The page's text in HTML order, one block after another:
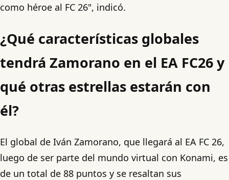
como héroe al FC 26", indicó.
¿Qué características globales
tendrá Zamorano en el EA FC26 y
qué otras estrellas estarán con
él?
El global de Iván Zamorano, que llegará al EA FC 26,
luego de ser parte del mundo virtual con Konami, es
de un total de 88 puntos y se resaltan sus